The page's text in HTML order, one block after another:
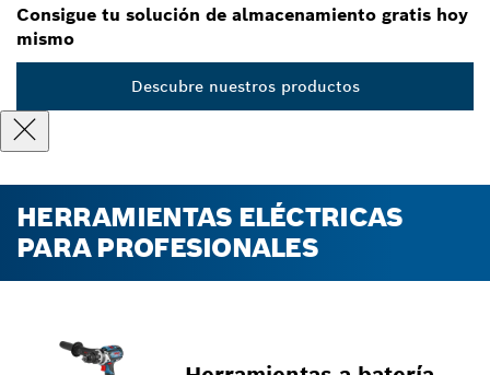
Consigue tu solución de almacenamiento gratis hoy
mismo
Descubre nuestros productos
HERRAMIENTAS ELÉCTRICAS
PARA PROFESIONALES